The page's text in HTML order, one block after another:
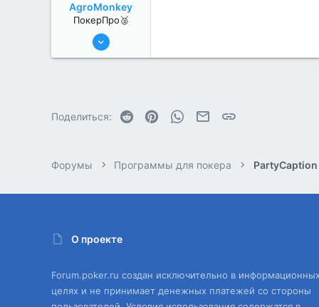
AgroMonkey
ПокерПро🥈
6 Июн 2022
Поделиться: Reddit PinterestWhatsAppЭлектронная почта
Форумы Программы для покера PartyCaption
О проекте
Forum.poker.ru создан исключительно в
целях и не принимает денежных платежей со стороны